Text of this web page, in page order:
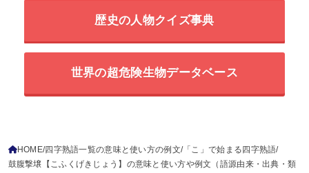
歴史の人物クイズ事典
世界の超危険生物データベース
HOME 四字熟語一覧の意味と使い方の例文
「こ」で始まる四字熟語
鼓腹撃壌【こふくげきじょう】の意味と使い方や例文（語源由来・出典・類